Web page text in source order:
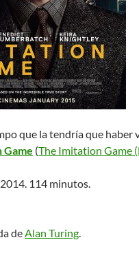
que la tendría que haber
Game (The Imitation Game
114 minutos.
deAlan Turing.